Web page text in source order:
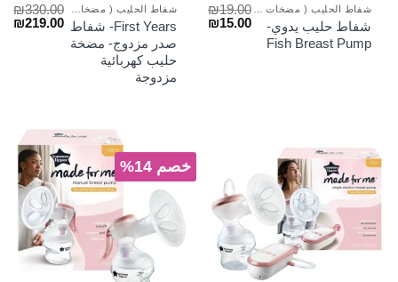
شفاط حليب يدوي-
Fish Breast Pump
₪19.00
السعر₪15.00
السعر
الحالي
First Years- شفاط
صدر مزدوج- مضخة
حليب كهربائية
مزدوجة
₪330.00
السعر ₪219.00
خصم 14%